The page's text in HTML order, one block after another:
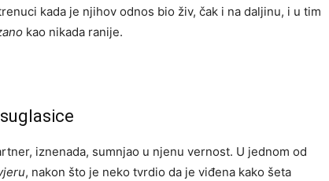
kada je njihov odnos bio živ, čak i na daljinu, i u tim
kao nikada ranije.
iznenada, sumnjao u njenu vernost. U jednom od
, nakon što je neko tvrdio da je viđena kako šeta